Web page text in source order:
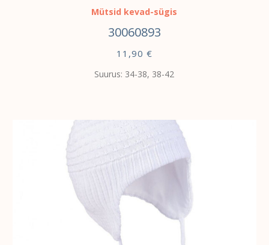
Mütsid kevad-sügis
30060893
11,90 €
Suurus: 34-38, 38-42